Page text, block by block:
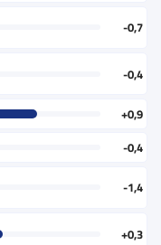
-0,7
-0,4
+0,9
-0,4
-1,4
+0,3